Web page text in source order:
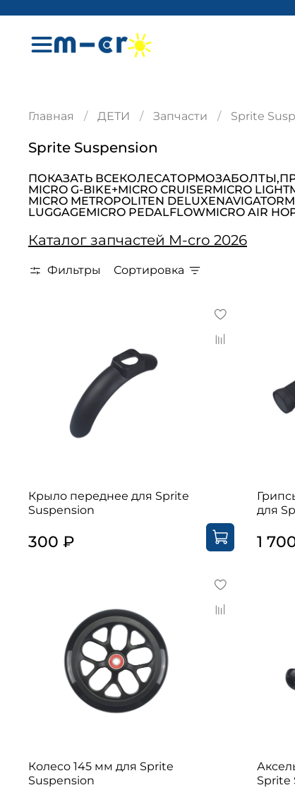
Главная
ДЕТИ Запчасти Sprite
Sprite Suspension
ПОКАЗАТЬ ВСЕКОЛЕСАТОРМОЗА
MICRO G-BIKE+MICRO CRUISERMICRO LIGHT
MICRO METROPOLITEN DELUXENAVIGATOR
LUGGAGEMICRO PEDALFLOWMICRO AIR
Каталог запчастей M-cro 2026
Фильтры Сортировка
Крыло переднее для Sprite
Suspension
300 ₽
для
1
Колесо 145 мм для Sprite
Suspension
Sprite